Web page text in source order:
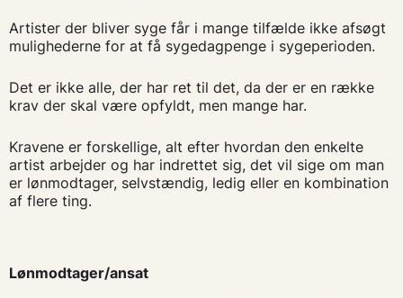
Artister der bliver syge får i mange tilfælde ikke afsøgt
mulighederne for at få sygedagpenge i sygeperioden.
Det er ikke alle, der har ret til det, da der er en række
krav der skal være opfyldt, men mange har.
Kravene er forskellige, alt efter hvordan den enkelte
artist arbejder og har indrettet sig, det vil sige om man
er lønmodtager, selvstændig, ledig eller en kombination
af flere ting.
Lønmodtager/ansat